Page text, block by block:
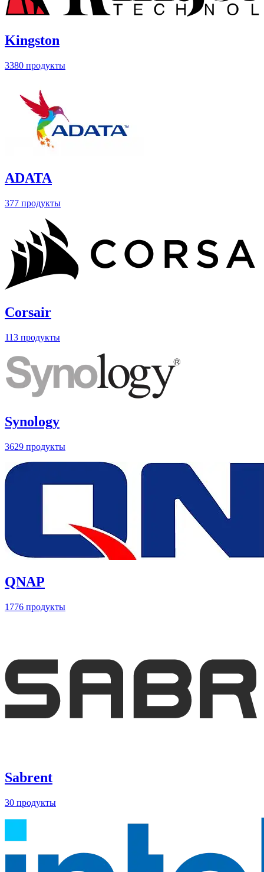
Kingston
3380 продукты
ADATA
377 продукты
Corsair
113 продукты
Synology
3629 продукты
QNAP
1776 продукты
Sabrent
30 продукты